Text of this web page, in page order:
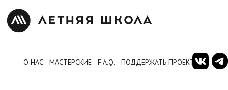
О НАС МАСТЕРСКИЕ F.A.Q. ПОДДЕРЖАТЬ ПРОЕКТ